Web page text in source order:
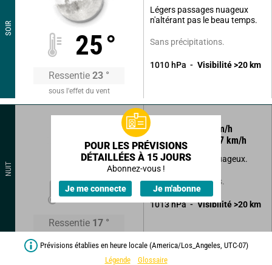
SOIR
25°
Ressentie 23 °
sous l'effet du vent
Légers passages nuageux
n'altérant pas le beau temps.
Sans précipitations.
1010 hPa Visibilité >20 km
NUIT
17°
Ressentie 17 °
km/h
Rafales à
7 km/h
Beau temps peu nuageux.
Sans précipitations.
1013hPa Visibilité >20 km
POUR LES PRÉVISIONS
DÉTAILLÉES À 15 JOURS
Abonnez-vous !
Je me connecte Je m'abonne
Prévisions établies en heure locale (America/Los_Angeles, UTC-07)
Légende
Glossaire